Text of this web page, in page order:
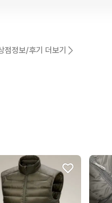
점정보/후기 더보기